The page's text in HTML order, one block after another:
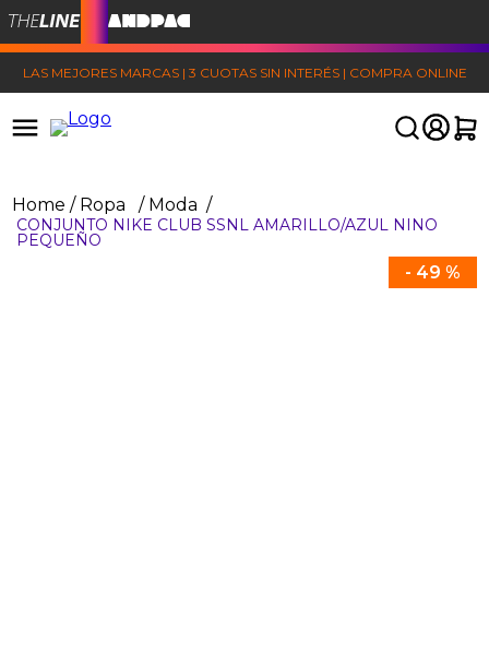
LAS MEJORES MARCAS | 3 CUOTAS SIN INTERÉS | COMPRA ONLINE
Ropa Moda
CONJUNTO NIKE CLUB SSNL AMARILLO/AZUL NINO
PEQUEÑO
- 49 %